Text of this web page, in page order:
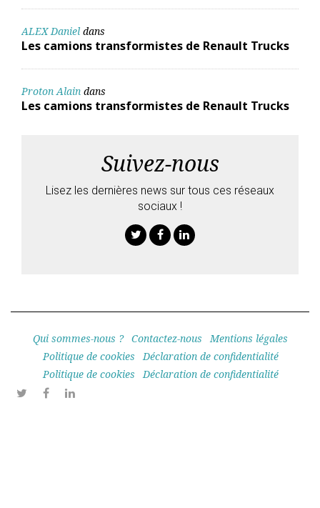
ALEX Daniel dans
Les camions transformistes de Renault Trucks
Proton Alain dans
Les camions transformistes de Renault Trucks
Suivez-nous
Lisez les dernières news sur tous ces réseaux
sociaux !
Qui sommes-nous ? Contactez-nous
Mentions légales
Politique de cookies
Déclaration de confidentialité
Politique de cookies
Déclaration de confidentialité